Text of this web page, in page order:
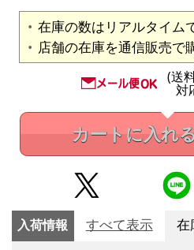
在庫の数はリアルタイム
店舗の在庫を通信販売で
(送
対
カートに入れ
入荷情報 すべて表示 在